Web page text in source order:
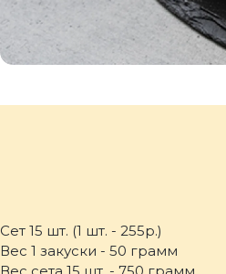
Сет 15 шт. (1 шт. - 255р.)
Вес 1 закуски - 50 грамм